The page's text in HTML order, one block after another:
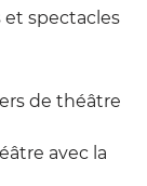
et spectacles
de théâtre
avec la